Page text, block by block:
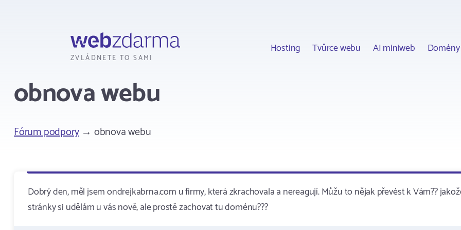
ZVLÁDNETE TO SAMI
Hosting Tvůrce webu AI miniweb Domény
obnova webu
Fórum podpory→ obnova webu
Dobrý den, měl jsem ondrejkabrna.com u firmy, která zkrachovala a nereagují. Můžu to nějak převést k Vám??
stránky si udělám u vás nově, ale prostě zachovat tu doménu???